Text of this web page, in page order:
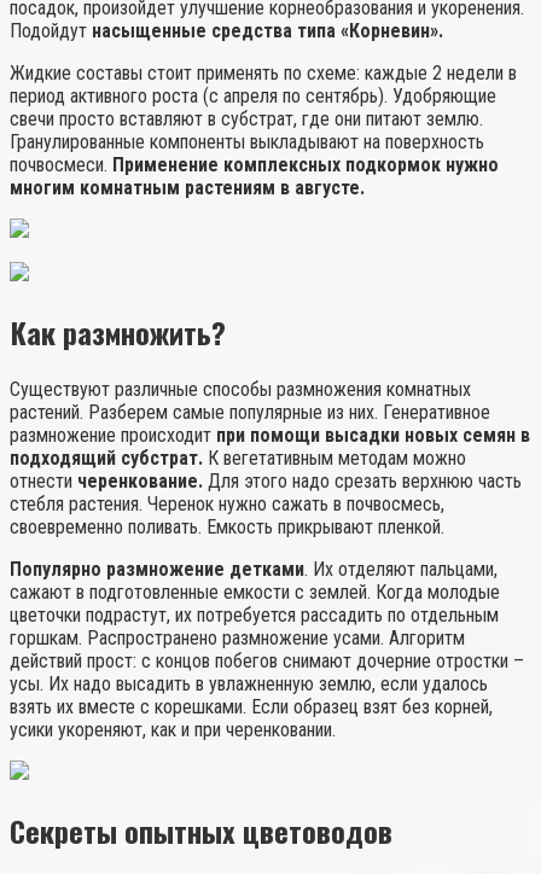
посадок, произойдет улучшение корнеобразования и укоренения.
Подойдут насыщенные средства типа «Корневин».
Жидкие составы стоит применять по схеме: каждые 2 недели в
период активного роста (с апреля по сентябрь). Удобряющие
свечи просто вставляют в субстрат, где они питают землю.
Гранулированные компоненты выкладывают на поверхность
почвосмеси. Применение комплексных подкормок нужно
многим комнатным растениям в августе.
Как размножить?
Существуют различные способы размножения комнатных
растений. Разберем самые популярные из них. Генеративное
размножение происходит при помощи высадки новых семян в
подходящий субстрат. К вегетативным методам можно
отнести черенкование. Для этого надо срезать верхнюю часть
стебля растения. Черенок нужно сажать в почвосмесь,
своевременно поливать. Емкость прикрывают пленкой.
Популярно размножение детками. Их отделяют пальцами,
сажают в подготовленные емкости с землей. Когда молодые
цветочки подрастут, их потребуется рассадить по отдельным
горшкам. Распространено размножение усами. Алгоритм
действий прост: с концов побегов снимают дочерние отростки –
усы. Их надо высадить в увлажненную землю, если удалось
взять их вместе с корешками. Если образец взят без корней,
усики укореняют, как и при черенковании.
Секреты опытных цветоводов